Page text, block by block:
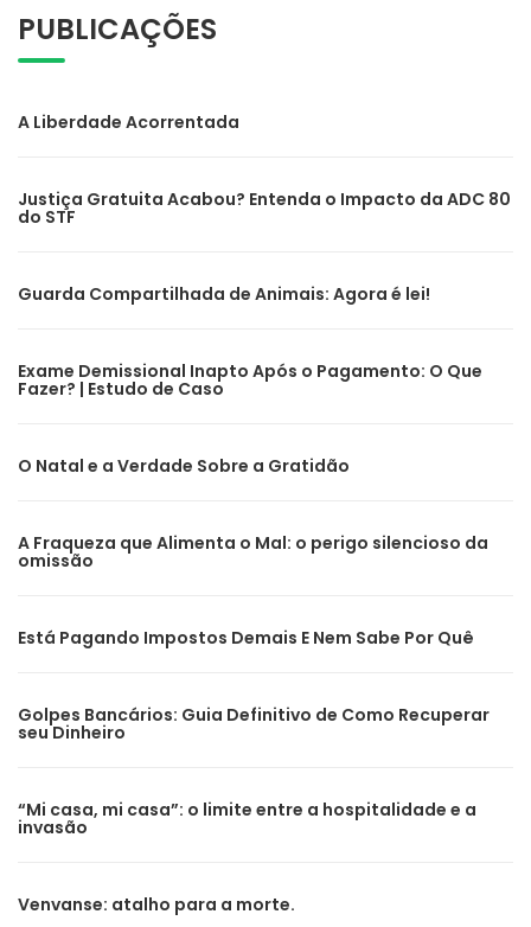
PUBLICAÇÕES
A Liberdade Acorrentada
Justiça Gratuita Acabou? Entenda o Impacto da ADC 80
do STF
Guarda Compartilhada de Animais: Agora é lei!
Exame Demissional Inapto Após o Pagamento: O Que
Fazer? | Estudo de Caso
O Natal e a Verdade Sobre a Gratidão
A Fraqueza que Alimenta o Mal: o perigo silencioso da
omissão
Está Pagando Impostos Demais E Nem Sabe Por Quê
Golpes Bancários: Guia Definitivo de Como Recuperar
seu Dinheiro
“Mi casa, mi casa”: o limite entre a hospitalidade e a
invasão
Venvanse: atalho para a morte.